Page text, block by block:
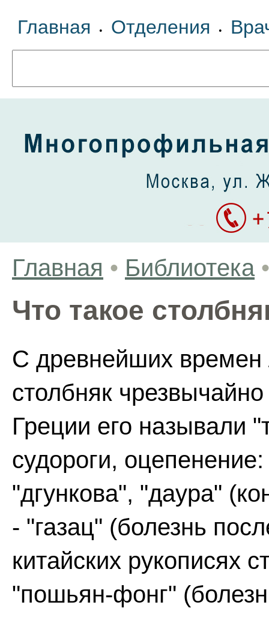
Главная • Отделения •
Главная • Библиотека •
Что такое
С древнейших
столбняк
Греции его называли
судороги,
"дгункова", "даура"
- "газац" (болезнь
китайских рукописях
"пошьян-фонг"